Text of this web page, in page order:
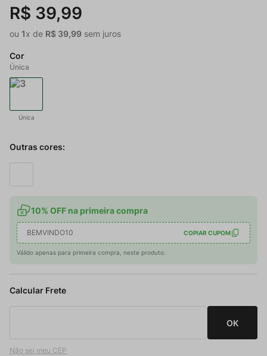
R$ 39,99
ou 1x de R$ 39,99 sem juros
Cor
Única
Única
Outras cores:
10% OFF na primeira compra
BEMVINDO10 COPIAR CUPOM
Válido apenas para primeira compra, neste produto.
Não sei meu CEP